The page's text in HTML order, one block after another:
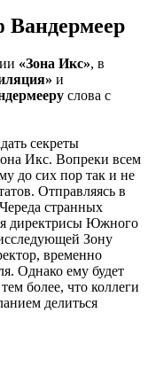
Вандермеер
«Зона Икс», в
и
слова с
секреты
Икс. Вопреки всем
до сих пор так и не
Отправляясь в
странных
директрисы Южного
Зону
временно
Однако ему будет
более, что коллеги
делиться